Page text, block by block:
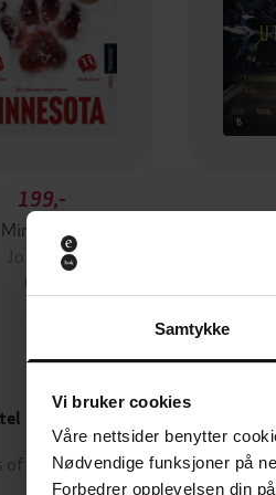
Samtykke
Vi bruker cookies
Våre nettsider benytter
Nødvendige funksjoner på
Forbedrer opplevelsen din
199,-
Minnesota
Jo Nesbø
EBOK
of Women Without